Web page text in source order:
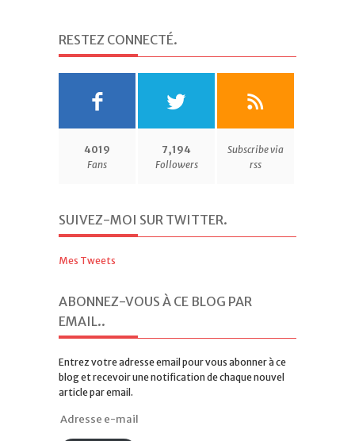
RESTEZ CONNECTÉ.
4019
Fans
7,194
Followers
Subscribe via
rss
SUIVEZ-MOI SUR TWITTER.
Mes Tweets
ABONNEZ-VOUS À CE BLOG PAR
EMAIL..
Entrez votre adresse email pour vous abonner à ce
blog et recevoir une notification de chaque nouvel
article par email.
Adresse